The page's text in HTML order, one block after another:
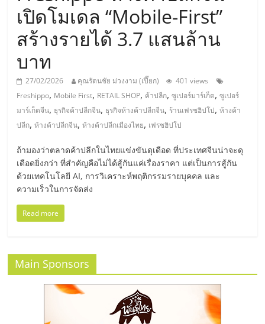
ส
เอ็
มอี
ไทย,
SMEs,
แฟ
รน
ไชส์,
เปิดโมเดล “Mobile-First”
สร้างรายได้ 3.7 แสนล้าน
บาท
27/02/2026 คุณรัตนชัย ม่วงงาม (เปี๊ยก)
401 views
Freshippo, Mobile First, RETAIL SHOP, ค้าปลีก,ซูเปอร์มาร์เก็ต,ซูเปอร์
มาร์เก็ตจีน, ธุรกิจค้าปลีกจีน, ธุรกิจห้างค้าปลีกจีน, ร้านเฟรชฮิปโป,ห้างค้า
ปลีก,ห้างค้าปลีกจีน,ห้างค้าปลีกเมืองไทย, เฟรชฮิปโป
ถ้ามองว่าตลาดค้าปลีกในไทยแข่งขันดุเดือด ที่ประเทศจีนน่าจะดุ
เดือดยิ่งกว่า ที่สำคัญคือไม่ได้สู้กันแค่เรื่องราคา แต่เป็นการสู้กัน
ด้วยเทคโนโลยี AI, การวิเคราะห์พฤติกรรมรายบุคคล และ
ความเร็วในการจัดส่ง
Read more
Main Sponsors